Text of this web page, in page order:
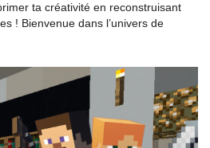
ta créativité en reconstruisant
! Bienvenue dans l’univers de